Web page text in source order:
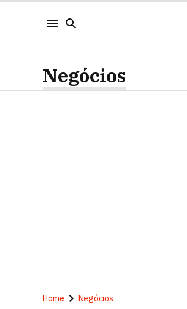
Negócios
Home Negócios